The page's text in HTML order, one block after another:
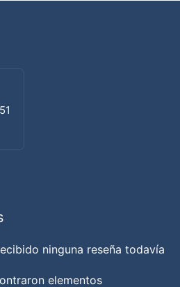
ninguna reseña todavía
elementos